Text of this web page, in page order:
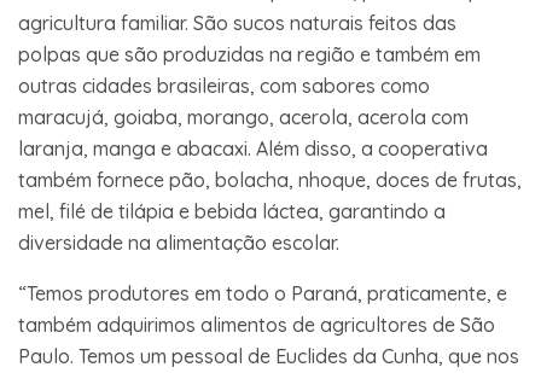
agricultura familiar. São sucos naturais feitos das
polpas que são produzidas na região e também em
outras cidades brasileiras, com sabores como
maracujá, goiaba, morango, acerola, acerola com
laranja, manga e abacaxi. Além disso, a cooperativa
também fornece pão, bolacha, nhoque, doces de frutas,
mel, filé de tilápia e bebida láctea, garantindo a
diversidade na alimentação escolar.
“Temos produtores em todo o Paraná, praticamente, e
também adquirimos alimentos de agricultores de São
Paulo. Temos um pessoal de Euclides da Cunha, que nos